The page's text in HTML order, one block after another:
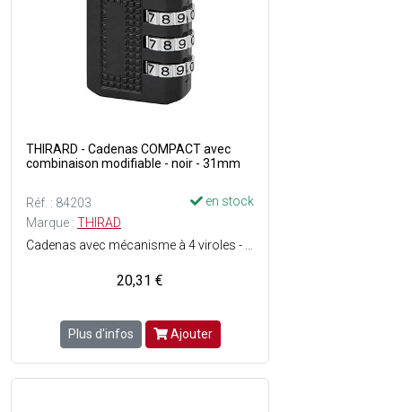
THIRARD - Cadenas COMPACT avec
combinaison modifiable - noir - 31mm
Réf. : 84203
en stock
Marque : THIRAD
20,31 €
Plus d'infos Ajouter